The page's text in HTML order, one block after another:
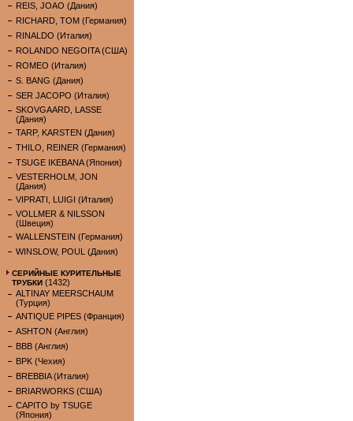
REIS, JOAO (Дания)
RICHARD, TOM (Германия)
RINALDO (Италия)
ROLANDO NEGOITA (США)
ROMEO (Италия)
S. BANG (Дания)
SER JACOPO (Италия)
SKOVGAARD, LASSE
(Дания)
TARP, KARSTEN (Дания)
THILO, REINER (Германия)
TSUGE IKEBANA (Япония)
VESTERHOLM, JON
(Дания)
VIPRATI, LUIGI (Италия)
VOLLMER & NILSSON
(Швеция)
WALLENSTEIN (Германия)
WINSLOW, POUL (Дания)
СЕРИЙНЫЕ КУРИТЕЛЬНЫЕ
ТРУБКИ (1432)
ALTINAY MEERSCHAUM
(Турция)
ANTIQUE PIPES (Франция)
ASHTON (Англия)
BBB (Англия)
BPK (Чехия)
BREBBIA (Италия)
BRIARWORKS (США)
CAPITO by TSUGE
(Япония)